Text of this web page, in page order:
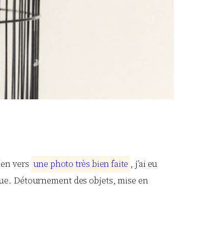
vers une photo très bienfaite , j’ai eu
Détournement des objets, mise en